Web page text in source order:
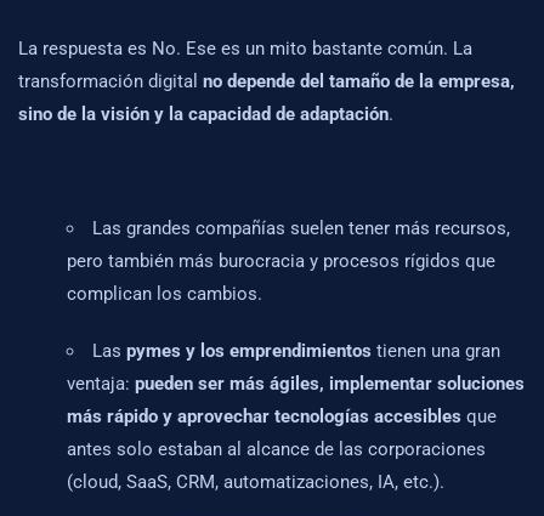
La respuesta es No. Ese es un mito bastante común. La
transformación digital no depende del tamaño de la empresa,
sino de la visión y la capacidad de adaptación.
Las grandes compañías suelen tener más recursos,
pero también más burocracia y procesos rígidos que
complican los cambios.
Las pymes y los emprendimientos tienen una gran
ventaja: pueden ser más ágiles, implementar soluciones
más rápido y aprovechar tecnologías accesibles que
antes solo estaban al alcance de las corporaciones
(cloud, SaaS, CRM, automatizaciones, IA, etc.).